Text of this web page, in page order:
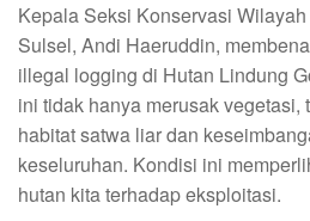
Kepala Seksi Konservasi
Sulsel, Andi Haeruddin,
illegal logging di Hutan Lindung
ini tidak hanya merusak vegetasi,
habitat satwa liar dan
keseluruhan. Kondisi ini
hutan kita terhadap eksploitasi.